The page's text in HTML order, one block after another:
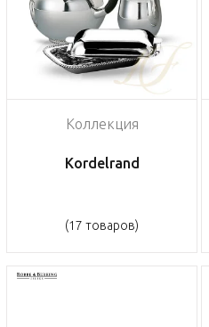
Коллекция
Kordelrand
(17 товаров)